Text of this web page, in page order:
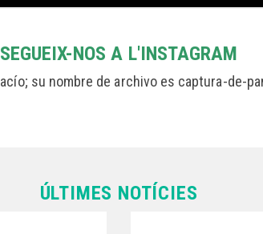
SEGUEIX-NOS A L'INSTAGRAM
ÚLTIMES NOTÍCIES